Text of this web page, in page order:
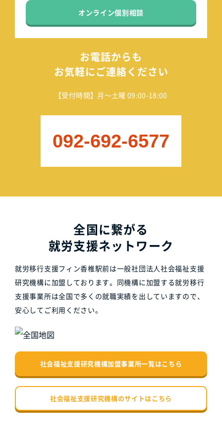
オンライン個別相談
お電話からも
お気軽にご連絡ください
【受付時間】月～土曜 09:00-18:00
092-692-6577
全国に繋がる
就労支援ネットワーク
就労移行支援フィン香椎駅前は一般社団法人社会福祉支援
研究機構に加盟しております。同機構に加盟する就労移行
支援事業所は全国で多くの就職実績を出していますので、
安心してご利用ください。
社会福祉支援研究機構加盟事業所一覧はこちら
社会福祉支援研究機構のサイトはこちら